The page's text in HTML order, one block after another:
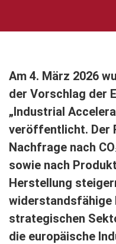
Am 4. März 2026
der Vorschlag der
„Industrial
veröffentlicht. Der
Nachfrage nach
sowie nach
Herstellung
widerstandsfähige
strategischen
die europäische